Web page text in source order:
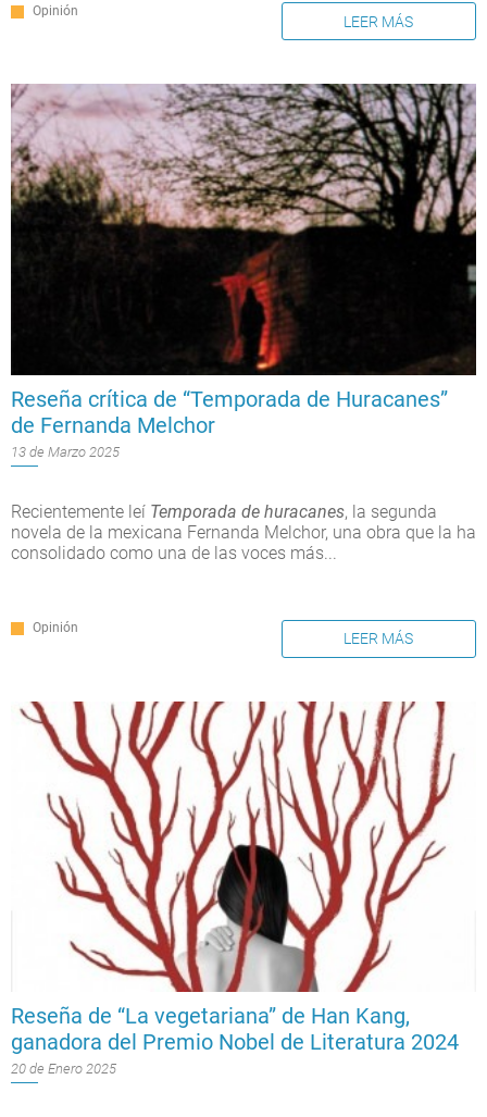
Opinión
LEER MÁS
Reseña crítica de “Temporada de Huracanes”
de Fernanda Melchor
13 de Marzo 2025
Recientemente leí Temporada de huracanes, la segunda
novela de la mexicana Fernanda Melchor, una obra que la ha
consolidado como una de las voces más...
Opinión
LEER MÁS
Reseña de “La vegetariana” de Han Kang,
ganadora del Premio Nobel de Literatura 2024
20 de Enero 2025